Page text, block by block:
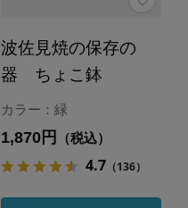
波佐見焼の保存の
器 ちょこ鉢
カラー：緑
1,870円 （税込）
4.7（136）